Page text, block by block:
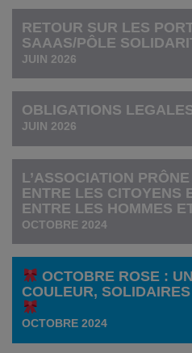
RETOUR SUR LES
SAAAS/PÔLE
JUIN 2026
OBLIGATIONS
JUIN 2026
L’ASSOCIATION
ENTRE LES CITOYENS
ENTRE LES HOMMES
OCTOBRE 2024
OCTOBRE ROSE :
COULEUR,
OCTOBRE 2024